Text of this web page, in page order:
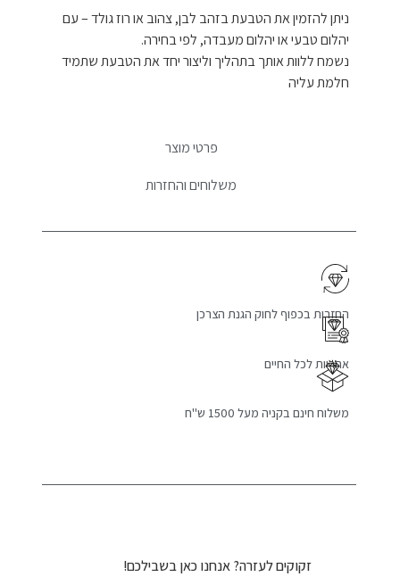
פרטי מוצר
משלוחים והחזרות
ניתן להזמין את הטבעת בזהב לבן, צהוב או רוז גולד – עם
יהלום טבעי או יהלום מעבדה, לפי בחירה.
נשמח ללוות אותך בתהליך וליצור יחד את הטבעת שתמיד
חלמת עליה
החזרות בכפוף לחוק הגנת הצרכן
אחריות לכל החיים
משלוח חינם בקניה מעל 1500 ש"ח
זקוקים לעזרה? אנחנו כאן בשבילכם!